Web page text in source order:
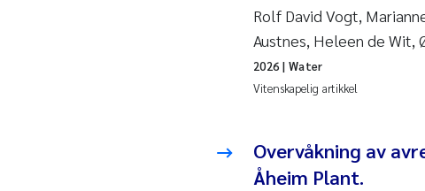
2023
2022
2020
Nullstill
Areti
Eirin
Rolf David Vogt,
Austnes, Heleen de Wit,
Vitenskapelig artikkel
2026 | Water
Overvåkning av
Åheim Plant.